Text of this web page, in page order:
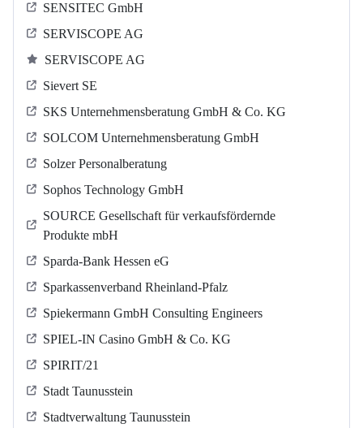
SENSITEC GmbH
SERVISCOPE AG
SERVISCOPE AG
Sievert SE
SKS Unternehmensberatung GmbH & Co. KG
SOLCOM Unternehmensberatung GmbH
Solzer Personalberatung
Sophos Technology GmbH
SOURCE Gesellschaft für verkaufsfördernde
Produkte mbH
Sparda-Bank Hessen eG
Sparkassenverband Rheinland-Pfalz
Spiekermann GmbH Consulting Engineers
SPIEL-IN Casino GmbH & Co. KG
SPIRIT/21
Stadt Taunusstein
Stadtverwaltung Taunusstein